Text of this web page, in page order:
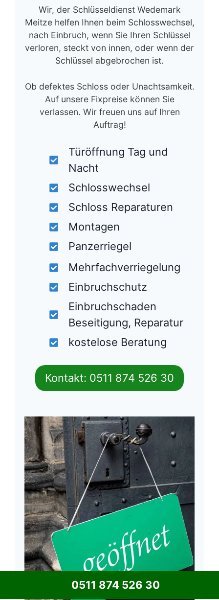
Wir, der Schlüsseldienst Wedemark
Meitze helfen Ihnen beim Schlosswechsel,
nach Einbruch, wenn Sie Ihren Schlüssel
verloren, steckt von innen, oder wenn der
Schlüssel abgebrochen ist.
Ob defektes Schloss oder Unachtsamkeit.
Auf unsere Fixpreise können Sie
verlassen. Wir freuen uns auf Ihren
Auftrag!
Türöffnung Tag und
Nacht
Schlosswechsel
Schloss Reparaturen
Montagen
Panzerriegel
Mehrfachverriegelung
Einbruchschutz
Einbruchschaden
Beseitigung, Reparatur
kostelose Beratung
Kontakt: 0511 874 526 30
0511 874 526 30